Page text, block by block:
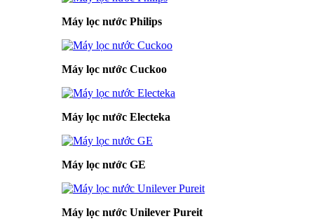
Máy lọc nước Philips
Máy lọc nước Cuckoo
Máy lọc nước Electeka
Máy lọc nước GE
Máy lọc nước Unilever Pureit